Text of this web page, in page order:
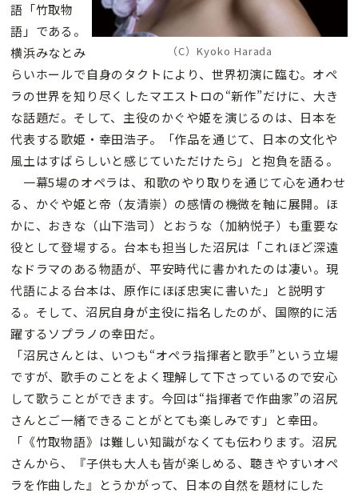
（C）Kyoko Harada
語「竹取物
語」である。
横浜みなとみ
らいホールで自身のタクトにより、世界初演に臨む。オペ
ラの世界を知り尽くしたマエストロの“新作”だけに、大き
な話題だ。そして、主役のかぐや姫を演じるのは、日本を
代表する歌姫・幸田浩子。「作品を通じて、日本の文化や
風土はすばらしいと感じていただけたら」と抱負を語る。
一幕5場のオペラは、和歌のやり取りを通じて心を通わせ
る、かぐや姫と帝（友清崇）の感情の機微を軸に展開。ほ
かに、おきな（山下浩司）とおうな（加納悦子）も重要な
役として登場する。台本も担当した沼尻は「これほど深遠
なドラマのある物語が、平安時代に書かれたのは凄い。現
代語による台本は、原作にほぼ忠実に書いた」と説明す
る。そして、沼尻自身が主役に指名したのが、国際的に活
躍するソプラノの幸田だ。
「沼尻さんとは、いつも“オペラ指揮者と歌手”という立場
ですが、歌手のことをよく理解して下さっているので安心
して歌うことができます。今回は“指揮者で作曲家”の沼尻
さんとご一緒できることがとても楽しみです」と幸田。
「《竹取物語》は難しい知識がなくても伝わります。沼尻
さんから、『子供も大人も皆が楽しめる、聴きやすいオペ
ラを作曲した』とうかがって、日本の自然を題材にした